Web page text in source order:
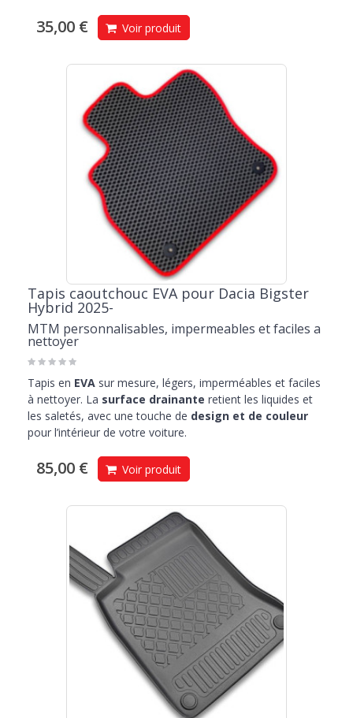
35,00 € Voir produit
Tapis caoutchouc EVA pour Dacia Bigster
Hybrid 2025-
MTM personnalisables, impermeables et faciles a
nettoyer
Tapis en EVA sur mesure, légers, imperméables et faciles
à nettoyer. La surface drainante retient les liquides et
les saletés, avec une touche de design et de couleur
pour l’intérieur de votre voiture.
85,00 € Voir produit